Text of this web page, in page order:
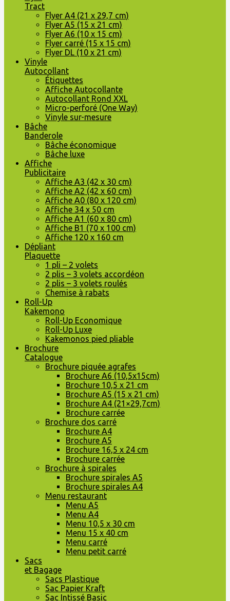
Tract
Flyer A4 (21 x 29,7 cm)
Flyer A5 (15 x 21 cm)
Flyer A6 (10 x 15 cm)
Flyer carré (15 x 15 cm)
Flyer DL (10 x 21 cm)
Vinyle
Autocollant
Étiquettes
Affiche Autocollante
Autocollant Rond XXL
Micro-perforé (One Way)
Vinyle sur-mesure
Bâche
Banderole
Bâche économique
Bâche luxe
Affiche
Publicitaire
Affiche A3 (42 x 30 cm)
Affiche A2 (42 x 60 cm)
Affiche A0 (80 x 120 cm)
Affiche 34 x 50 cm
Affiche A1 (60 x 80 cm)
Affiche B1 (70 x 100 cm)
Affiche 120 x 160 cm
Dépliant
Plaquette
1 pli – 2 volets
2 plis – 3 volets accordéon
2 plis – 3 volets roulés
Chemise à rabats
Roll-Up
Kakemono
Roll-Up Economique
Roll-Up Luxe
Kakemonos pied pliable
Brochure
Catalogue
Brochure piquée agrafes
Brochure A6 (10,5x15cm)
Brochure 10,5 x 21 cm
Brochure A5 (15 x 21 cm)
Brochure A4 (21×29,7cm)
Brochure carrée
Brochure dos carré
Brochure A4
Brochure A5
Brochure 16,5 x 24 cm
Brochure carrée
Brochure à spirales
Brochure spirales A5
Brochure spirales A4
Menu restaurant
Menu A5
Menu A4
Menu 10,5 x 30 cm
Menu 15 x 40 cm
Menu carré
Menu petit carré
Sacs
et Bagage
Sacs Plastique
Sac Papier Kraft
Sac Intissé Basic